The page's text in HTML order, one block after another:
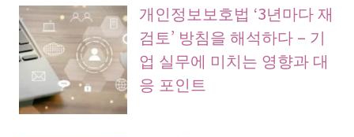
개인정보보호법 ‘3년마다 재
검토’ 방침을 해석하다 – 기
업 실무에 미치는 영향과 대
응 포인트